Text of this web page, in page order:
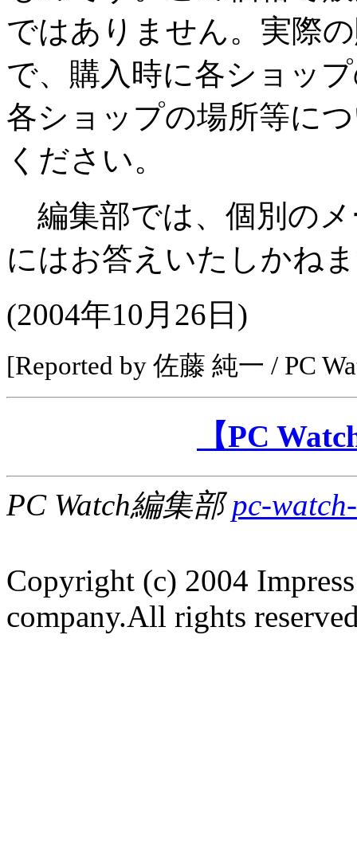
ではありません。実際
で、購入時に各ショッ
各ショップの場所等に
ください。
編集部では、個別の
にはお答えいたしかね
(2004年10月26日 )
[Reported by 佐藤 純一 / PC
【PC
PC Watch編集部pc-
Copyright (c) 2004
company.All rights